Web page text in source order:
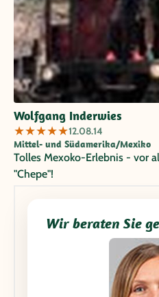
Wolfgang Inderwies
★★★★★12.08.14
Mittel- und Südamerika/Mexiko
Tolles Mexoko-Erlebnis - vor
"Chepe"!
Wir beraten Sie